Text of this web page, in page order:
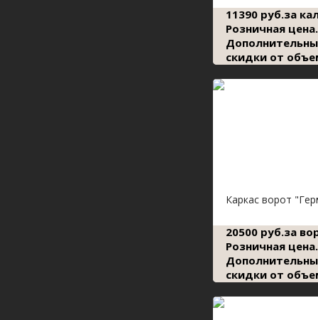
11390 руб.за
Розничная цена.
скидки от
Каркас ворот
20500 руб.за
Розничная цена.
скидки от